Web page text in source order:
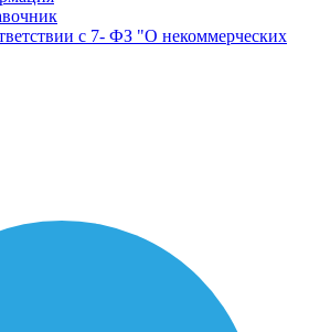
с 7- ФЗ "О некоммерческих